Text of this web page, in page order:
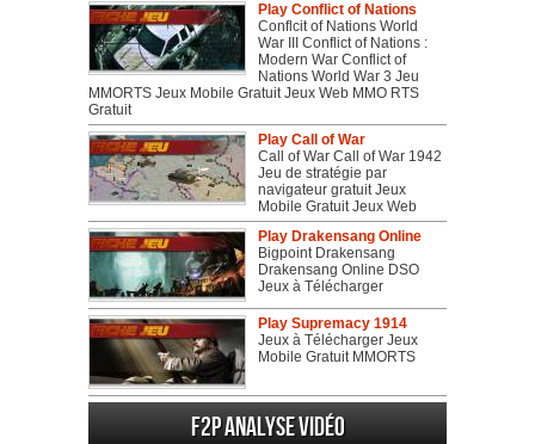
Play Conflict of Nations
Conflcit of Nations World
War III Conflict of Nations :
Modern War Conflict of
Nations World War 3 Jeu
MMORTS Jeux Mobile Gratuit Jeux Web MMO RTS
Gratuit
Play Call of War
Call of War Call of War 1942
Jeu de stratégie par
navigateur gratuit Jeux
Mobile Gratuit Jeux Web
Play Drakensang Online
Bigpoint Drakensang
Drakensang Online DSO
Jeux à Télécharger
Play Supremacy 1914
Jeux à Télécharger Jeux
Mobile Gratuit MMORTS
F2P Analyse vidéo